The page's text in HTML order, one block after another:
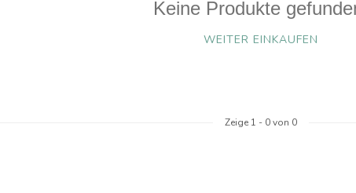
Keine Produkte
WEITER EINKAUFEN
Zeige 1 - 0von 0